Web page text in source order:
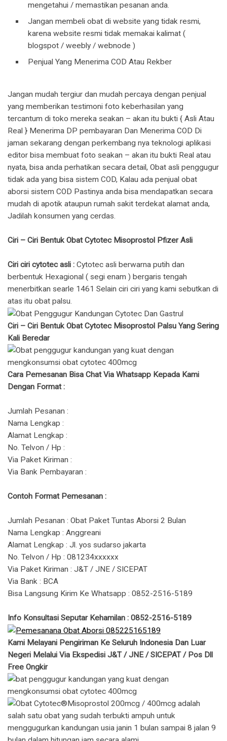
mengetahui / memastikan pesanan anda.
Jangan membeli obat di website yang tidak resmi,
karena website resmi tidak memakai kalimat (
blogspot / weebly / webnode )
Penjual Yang Menerima COD Atau Rekber
Jangan mudah tergiur dan mudah percaya dengan penjual
yang memberikan testimoni foto keberhasilan yang
tercantum di toko mereka seakan – akan itu bukti { Asli Atau
Real } Menerima DP pembayaran Dan Menerima COD Di
jaman sekarang dengan perkembang nya teknologi aplikasi
editor bisa membuat foto seakan – akan itu bukti Real atau
nyata, bisa anda perhatikan secara detail, Obat asli penggugur
tidak ada yang bisa sistem COD, Kalau ada penjual obat
aborsi sistem COD Pastinya anda bisa mendapatkan secara
mudah di apotik ataupun rumah sakit terdekat alamat anda,
Jadilah konsumen yang cerdas.
Ciri – Ciri Bentuk Obat Cytotec Misoprostol Pfizer Asli
Ciri ciri cytotec asli : Cytotec asli berwarna putih dan
berbentuk Hexagional ( segi enam ) bergaris tengah
menerbitkan searle 1461 Selain ciri ciri yang kami sebutkan di
atas itu obat palsu.
Ciri – Ciri Bentuk Obat Cytotec Misoprostol Palsu Yang Sering
Kali Beredar
Cara Pemesanan Bisa Chat Via Whatsapp Kepada Kami
Dengan Format :
Jumlah Pesanan :
Nama Lengkap :
Alamat Lengkap :
No. Telvon / Hp :
Via Paket Kiriman :
Via Bank Pembayaran :
Contoh Format Pemesanan :
Jumlah Pesanan : Obat Paket Tuntas Aborsi 2 Bulan
Nama Lengkap : Anggreani
Alamat Lengkap : Jl. yos sudarso jakarta
No. Telvon / Hp : 081234xxxxxx
Via Paket Kiriman : J&T / JNE / SICEPAT
Via Bank : BCA
Bisa Langsung Kirim Ke Whatsapp : 0852-2516-5189
Info Konsultasi Seputar Kehamilan : 0852-2516-5189
Kami Melayani Pengiriman Ke Seluruh Indonesia Dan Luar
Negeri Melalui Via Ekspedisi J&T / JNE / SICEPAT / Pos Dll
Free Ongkir